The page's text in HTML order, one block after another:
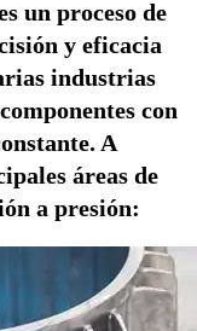
un proceso de
y eficacia
industrias
con
A
áreas de
a presión: